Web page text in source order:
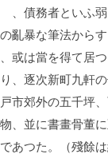
、債務者といふ
亂暴な筆法から
或は當を得て居
、逐次新町九軒
市郊外の五千坪
、並に書畫骨董
あつた。（殘餘